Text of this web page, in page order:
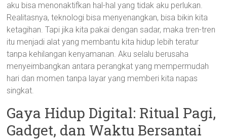
aku bisa menonaktifkan hal-hal yang tidak aku perlukan.
Realitasnya, teknologi bisa menyenangkan, bisa bikin kita
ketagihan. Tapi jika kita pakai dengan sadar, maka tren-tren
itu menjadi alat yang membantu kita hidup lebih teratur
tanpa kehilangan kenyamanan. Aku selalu berusaha
menyeimbangkan antara perangkat yang mempermudah
hari dan momen tanpa layar yang memberi kita napas
singkat.
Gaya Hidup Digital: Ritual Pagi,
Gadget, dan Waktu Bersantai